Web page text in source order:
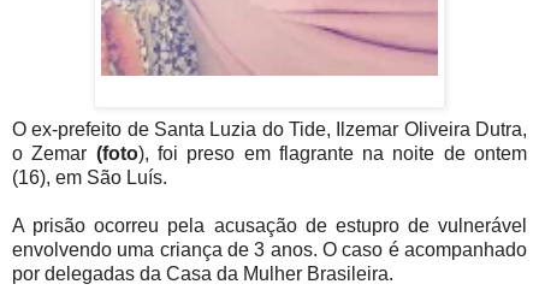
O ex-prefeito de Santa Luzia do Tide, Ilzemar Oliveira Dutra,
o Zemar (foto), foi preso em flagrante na noite de ontem
(16), em São Luís.
A prisão ocorreu pela acusação de estupro de vulnerável
envolvendo uma criança de 3 anos. O caso é acompanhado
por delegadas da Casa da Mulher Brasileira.